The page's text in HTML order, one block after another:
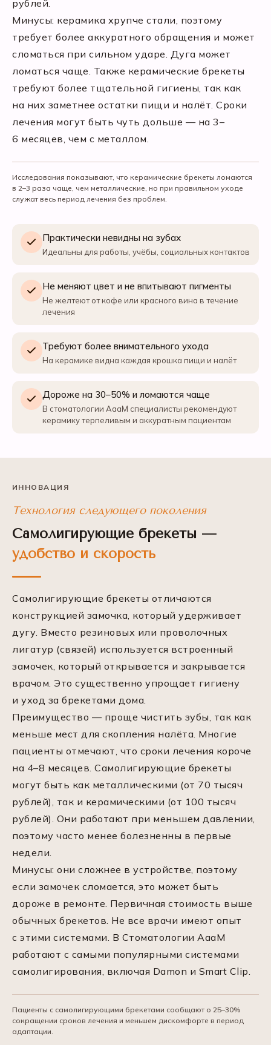
рублей.
Минусы: керамика хрупче стали, поэтому
требует более аккуратного обращения и может
сломаться при сильном ударе. Дуга может
ломаться чаще. Также керамические брекеты
требуют более тщательной гигиены, так как
на них заметнее остатки пищи и налёт. Сроки
лечения могут быть чуть дольше — на 3–
6 месяцев, чем с металлом.
Исследования показывают, что керамические брекеты ломаются
в 2–3 раза чаще, чем металлические, но при правильном уходе
служат весь период лечения без проблем.
Практически невидны на зубах
Идеальны для работы, учёбы, социальных контактов
Не меняют цвет и не впитывают пигменты
Не желтеют от кофе или красного вина в течение
лечения
Требуют более внимательного ухода
На керамике видна каждая крошка пищи и налёт
Дороже на 30–50% и ломаются чаще
В стоматологии АааМ специалисты рекомендуют
керамику терпеливым и аккуратным пациентам
ИННОВАЦИЯ
Технология следующего поколения
Самолигирующие брекеты —
удобство и скорость
Самолигирующие брекеты отличаются
конструкцией замочка, который удерживает
дугу. Вместо резиновых или проволочных
лигатур (связей) используется встроенный
замочек, который открывается и закрывается
врачом. Это существенно упрощает гигиену
и уход за брекетами дома.
Преимущество — проще чистить зубы, так как
меньше мест для скопления налёта. Многие
пациенты отмечают, что сроки лечения короче
на 4–8 месяцев. Самолигирующие брекеты
могут быть как металлическими (от 70 тысяч
рублей), так и керамическими (от 100 тысяч
рублей). Они работают при меньшем давлении,
поэтому часто менее болезненны в первые
недели.
Минусы: они сложнее в устройстве, поэтому
если замочек сломается, это может быть
дороже в ремонте. Первичная стоимость выше
обычных брекетов. Не все врачи имеют опыт
с этими системами. В Стоматологии АааМ
работают с самыми популярными системами
самолигирования, включая Damon и Smart Clip.
Пациенты с самолигирующими брекетами сообщают о 25–30%
сокращении сроков лечения и меньшем дискомфорте в период
адаптации.